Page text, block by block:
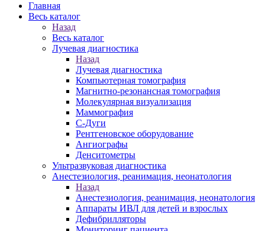
Главная
Весь каталог
Назад
Весь каталог
Лучевая диагностика
Назад
Лучевая диагностика
Компьютерная томография
Магнитно-резонансная томография
Молекулярная визуализация
Маммография
С-Дуги
Рентгеновское оборудование
Ангиографы
Денситометры
Ультразвуковая диагностика
Анестезиология, реанимация, неонатология
Назад
Анестезиология, реанимация, неонатология
Аппараты ИВЛ для детей и взрослых
Дефибрилляторы